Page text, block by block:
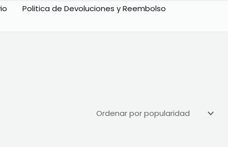
Politica de Devoluciones y Reembolso